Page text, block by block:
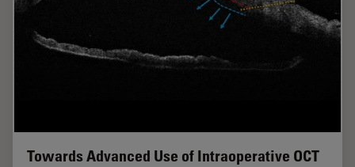
Towards Advanced Use of Intraoperative OCT